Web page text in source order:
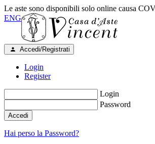
Le aste sono disponibili solo online causa
ENG
Accedi/Registrati
Login
Register
Login
Password
Accedi
Hai perso la Password?